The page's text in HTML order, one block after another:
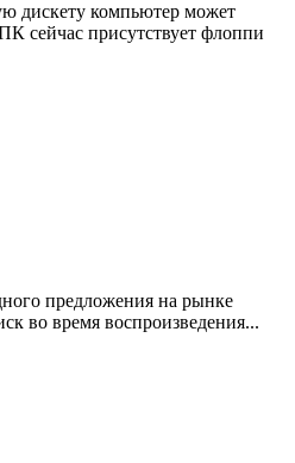
дискету компьютер может
сейчас присутствует флоппи
предложения на рынке
во время воспроизведения...